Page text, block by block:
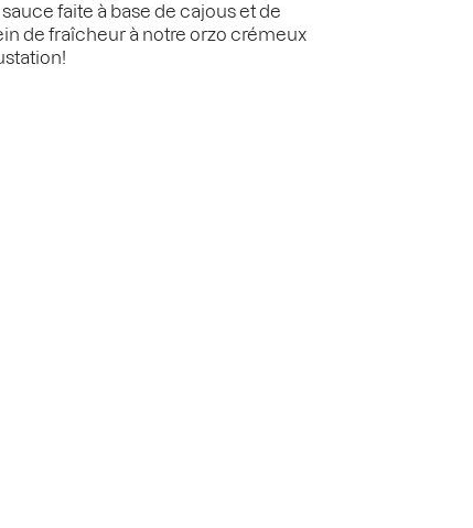
faite à base de cajous et de
de fraîcheur à notre orzo crémeux